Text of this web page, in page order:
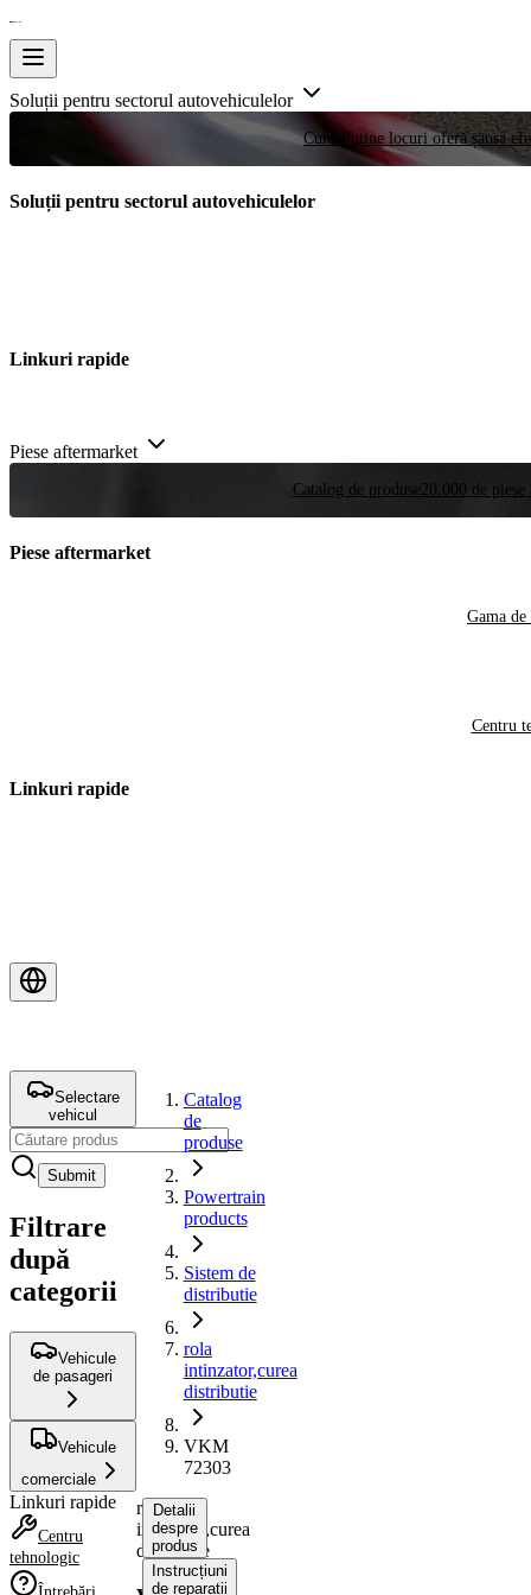
Soluții pentru sectorul autovehiculelor
Curse Puține locuri oferă șansa
Soluții pentru sectorul autovehiculelor
Linkuri rapide
Piese aftermarket
Catalog de produse 20.000 de
Piese aftermarket
Gama de
Centru
Linkuri rapide
Selectare
vehicul
Submit
Filtrare
după
categorii
Vehicule
de pasageri
Vehicule
comerciale
Linkuri rapide
Centru
tehnologic
Catalog
de
produse
Powertrain
products
Sistem de
distributie
rola
intinzator,curea
distributie
VKM
72303
rola
intinzator,curea
distributie
Detalii
despre
produs
Instrucțiuni
de reparații